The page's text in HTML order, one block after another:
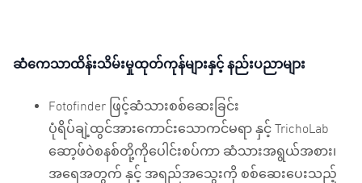
ဆံကေသာထိန်းသိမ်းမှုထုတ်ကုန်များနှင့် နည်းပညာများ
Fotofinder ဖြင့်ဆံသားစစ်ဆေးခြင်း
ပုံရိပ်ချဲ့ထွင်အားကောင်းသောကင်မရာ နှင့် TrichoLab
ဆော့ဖ်ဝဲစနစ်တို့ကိုပေါင်းစပ်ကာ ဆံသားအရွယ်အစား၊
အရေအတွက် နှင့် အရည်အသွေးကို စစ်ဆေးပေးသည့်